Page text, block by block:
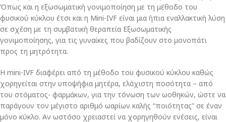
Όπως και η εξωσωματική γονιμοποίηση με τη μέθοδο του
φυσικού κύκλου έτσι και η Mini-IVF είναι μια ήπια εναλλακτική λύση
σε σχέση με τη συμβατική θεραπεία Εξωσωματικής
γονιμοποίησης, για τις γυναίκες που βαδίζουν στο μονοπάτι
προς τη μητρότητα.
Η mini-IVF διαφέρει από τη μέθοδο του φυσικού κύκλου καθώς
χορηγείται στην υποψήφια μητέρα, ελάχιστη ποσότητα – από
του στόματος- φαρμάκων, για την τόνωση των ωοθηκών, ώστε να
παράγουν τον μέγιστο αριθμό ωαρίων καλής “ποιότητας” σε έναν
μόνο κύκλο. Αν ωστόσο χρειαστεί να χορηγηθούν ενέσεις, είναι